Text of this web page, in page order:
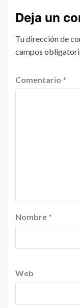
Deja un
Tu dirección de
campos
Comentario *
Nombre *
Web